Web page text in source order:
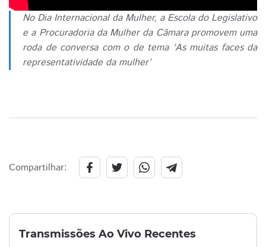
No Dia Internacional da Mulher, a Escola do Legislativo
e a Procuradoria da Mulher da Câmara promovem uma
roda de conversa com o de tema ‘As muitas faces da
representatividade da mulher’
Compartilhar:
Transmissões Ao Vivo Recentes